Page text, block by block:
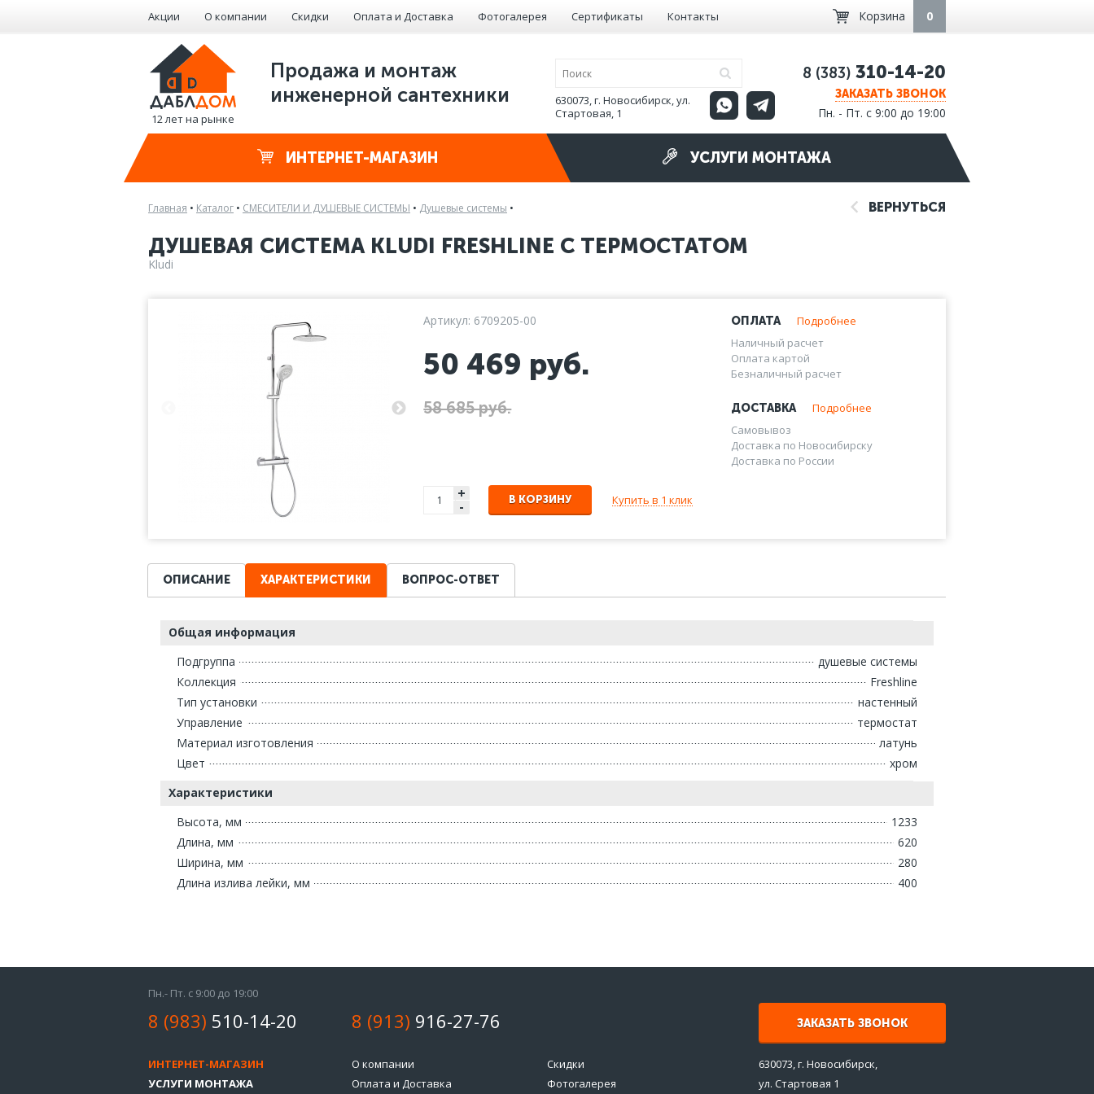
Акции О компании Скидки Оплата и Доставка Фотогалерея Сертификаты Контакты Корзина 0
12 лет на рынке
Продажа и монтаж
инженерной сантехники
630073, г. Новосибирск, ул.
Стартовая, 1
8 (383) 310-14-20
ЗАКАЗАТЬ ЗВОНОК
Пн. - Пт. с 9:00 до 19:00
ИНТЕРНЕТ-МАГАЗИН УСЛУГИ МОНТАЖА
Главная • Каталог • СМЕСИТЕЛИ И ДУШЕВЫЕ СИСТЕМЫ • Душевые системы • ВЕРНУТЬСЯ
ДУШЕВАЯ СИСТЕМА KLUDI FRESHLINE С ТЕРМОСТАТОМ
Kludi
Артикул: 6709205-00
50 469 руб.
58 685 руб.
ОПЛАТА
Подробнее
Наличный расчет
Оплата картой
Безналичный расчет
ДОСТАВКА
Подробнее
Самовывоз
Доставка по Новосибирску
Доставка по России
+
- В КОРЗИНУ Купить в 1 клик
ОПИСАНИЕ ХАРАКТЕРИСТИКИ ВОПРОС-ОТВЕТ
Общая информация
Подгруппа
душевые системы
Коллекция
Freshline
Тип установки
настенный
Управление
термостат
Материал изготовления
латунь
Цвет
хром
Характеристики
Высота, мм
1233
Длина, мм
620
Ширина, мм
280
Длина излива лейки, мм
400
Пн.- Пт. с 9:00 до 19:00
8 (983) 510-14-20 8 (913) 916-27-76 ЗАКАЗАТЬ ЗВОНОК
ИНТЕРНЕТ-МАГАЗИН
УСЛУГИ МОНТАЖА
О компании
Скидки
Оплата и Доставка
Фотогалерея
630073, г. Новосибирск,
ул. Стартовая 1